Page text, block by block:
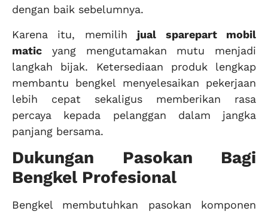
dengan baik sebelumnya.
Karena itu, memilihjual sparepart mobil
matic yang mengutamakan mutu menjadi
langkah bijak. Ketersediaan produk lengkap
membantu bengkel menyelesaikan pekerjaan
lebih cepat sekaligus memberikan rasa
percaya kepada pelanggan dalam jangka
panjang bersama.
Dukungan Pasokan Bagi
Bengkel Profesional
Bengkel membutuhkan pasokan komponen